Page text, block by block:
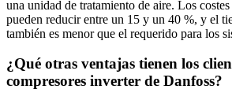
una unidad de tratamiento de aire. Los
pueden reducir entre un 15 y un 40 %, y el
también es menor que el requerido para los
¿Qué otras ventajas tienen los
compresores inverter de Danfoss?